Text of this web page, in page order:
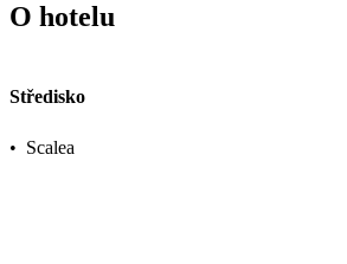
O hotelu
Středisko
• Scalea